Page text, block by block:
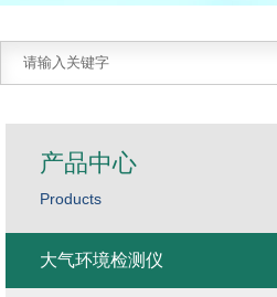
产品中心
Products
大气环境检测仪